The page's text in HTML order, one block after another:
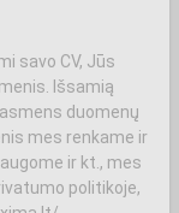
savo CV, Jūs
Išsamią
duomenų
mes renkame ir
ir kt., mes
politikoje,